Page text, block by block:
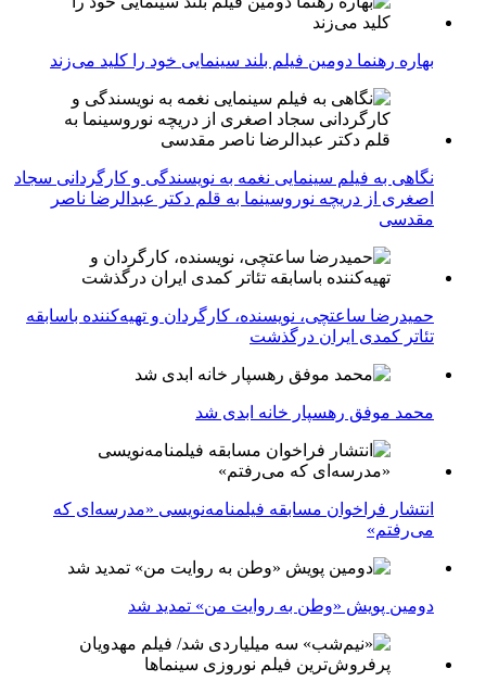
بهاره رهنما دومین فیلم بلند سینمایی خود را کلید می‌زند
نگاهی به فیلم سینمایی نغمه به نویسندگی و کارگردانی سجاد
اصغری از دریچه نوروسینما به قلم دکتر عبدالرضا ناصر
مقدسی
حمیدرضا ساعتچی، نویسنده، کارگردان و تهیه‌کننده باسابقه
تئاتر کمدی ایران درگذشت
محمد موفق رهسپار خانه ابدی شد
انتشار فراخوان مسابقه فیلمنامه‌نویسی «مدرسه‌ای که
می‌رفتم»
دومین پویش «وطن به روایت من» تمدید شد